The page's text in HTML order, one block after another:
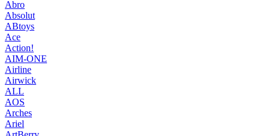
Abro
Absolut
ABtoys
Ace
Action!
AIM-ONE
Airline
Airwick
ALL
AOS
Arches
Ariel